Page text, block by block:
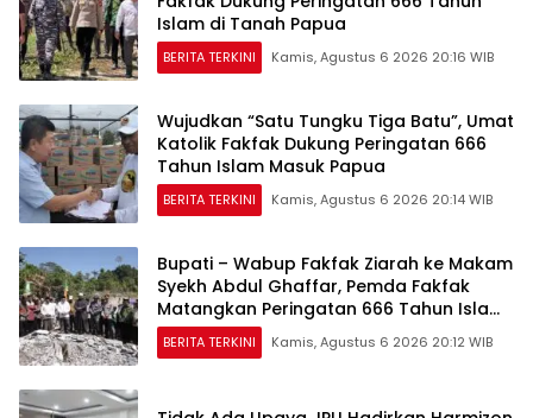
Islam di Tanah Papua
BERITA TERKINI Kamis, Agustus 6 2026 20:16 WIB
Wujudkan “Satu Tungku Tiga Batu”, Umat
Katolik Fakfak Dukung Peringatan 666
Tahun Islam Masuk Papua
BERITA TERKINI Kamis, Agustus 6 2026 20:14 WIB
Bupati – Wabup Fakfak Ziarah ke Makam
Syekh Abdul Ghaffar, Pemda Fakfak
Matangkan Peringatan 666 Tahun Islam
Masuk Tanah Papua
BERITA TERKINI Kamis, Agustus 6 2026 20:12 WIB